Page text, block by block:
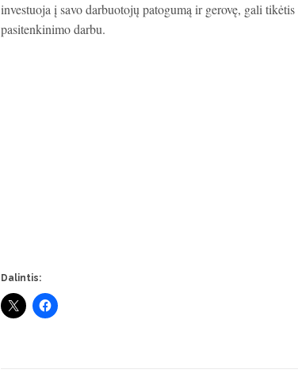
investuoja į savo darbuotojų patogumą ir gerovę, gali
pasitenkinimo darbu.
Dalintis: